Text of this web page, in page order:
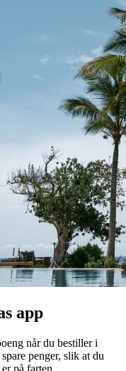
app
når du bestiller i
penger, slik at du